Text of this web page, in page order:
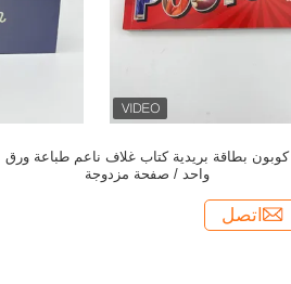
كوبون بطاقة بريدية كتاب غلاف ناعم طباعة ورق
واحد / صفحة مزدوجة
اتصل